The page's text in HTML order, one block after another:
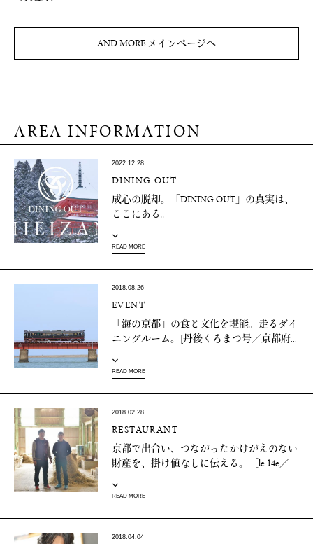
AND MORE メインページへ
AREA INFORMATION
2022.12.28
DINING OUT
成心の脱却。「DINING OUT」の真実は、
ここにある。
READ MORE
2018.08.26
EVENT
「海の京都」の食と文化を堪能。走るダイ
ニングルーム。[丹後くろまつ号／京都府...
READ MORE
2018.02.28
RESTAURANT
京都で出合い、つながったかけがえのない
財産を、掛け値なしに伝える。［le 14e／...
READ MORE
2018.04.04